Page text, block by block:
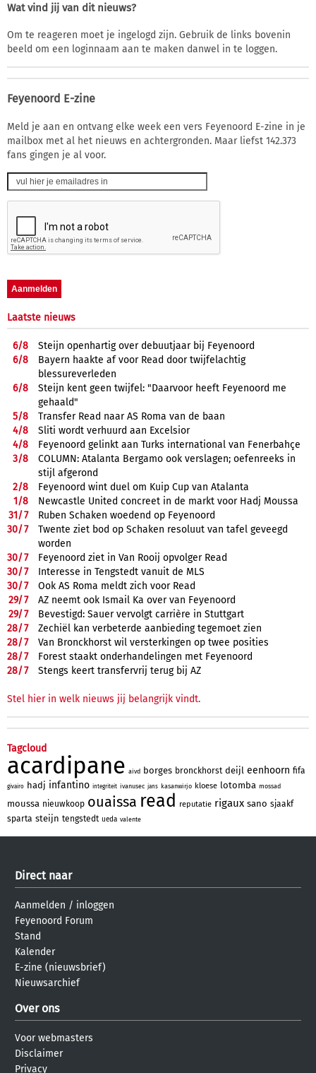
Wat vind jij van dit nieuws?
Om te reageren moet je ingelogd zijn. Gebruik de links bovenin
beeld om een loginnaam aan te maken danwel in te loggen.
Feyenoord E-zine
Meld je aan en ontvang elke week een vers Feyenoord E-zine in je
mailbox met al het nieuws en achtergronden. Maar liefst 142.373
fans gingen je al voor.
Laatste nieuws
6/8
Steijn openhartig over debuutjaar bij Feyenoord
6/8
Bayern haakte af voor Read door twijfelachtig
blessureverleden
6/8
Steijn kent geen twijfel: "Daarvoor heeft Feyenoord me
gehaald"
5/8
Transfer Read naar AS Roma van de baan
4/8
Sliti wordt verhuurd aan Excelsior
4/8
Feyenoord gelinkt aan Turks international van Fenerbahçe
3/8
COLUMN: Atalanta Bergamo ook verslagen; oefenreeks in
stijl afgerond
2/8
Feyenoord wint duel om Kuip Cup van Atalanta
1/8
Newcastle United concreet in de markt voor Hadj Moussa
31/7
Ruben Schaken woedend op Feyenoord
30/7
Twente ziet bod op Schaken resoluut van tafel geveegd
worden
30/7
Feyenoord ziet in Van Rooij opvolger Read
30/7
Interesse in Tengstedt vanuit de MLS
30/7
Ook AS Roma meldt zich voor Read
29/7
AZ neemt ook Ismail Ka over van Feyenoord
29/7
Bevestigd: Sauer vervolgt carrière in Stuttgart
28/7
Zechiël kan verbeterde aanbieding tegemoet zien
28/7
Van Bronckhorst wil versterkingen op twee posities
28/7
Forest staakt onderhandelingen met Feyenoord
28/7 Stengs keert transfervrij terug bij AZ
Stel hier in welk nieuws jij belangrijk vindt.
Tagcloud
acardipane aivd borges bronckhorst deijl eenhoorn fifa
givairo hadj infantino integriteit ivanusec jans kasanwirjo kloese lotomba mossad
moussa nieuwkoop ouaissa read reputatie rigaux sano sjaakf
sparta steijn tengstedt ueda valente
Direct naar
Aanmelden / inloggen
Feyenoord Forum
Stand
Kalender
E-zine (nieuwsbrief)
Nieuwsarchief
Over ons
Voor webmasters
Disclaimer
Privacy